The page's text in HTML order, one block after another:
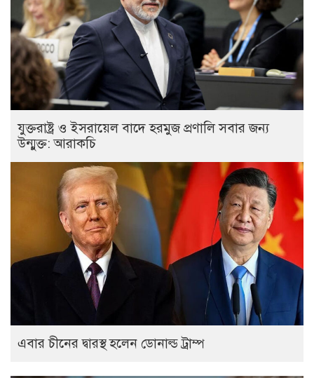
যুক্তরাষ্ট্র ও ইসরায়েল বাদে হরমুজ প্রণালি সবার জন্য
উন্মুক্ত: আরাকচি
এবার চীনের দ্বারস্থ হলেন ডোনাল্ড ট্রাম্প